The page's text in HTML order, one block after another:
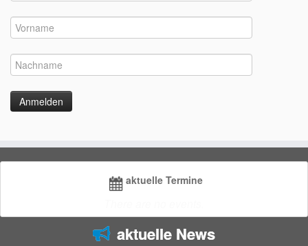
aktuelle Termine
aktuelle News